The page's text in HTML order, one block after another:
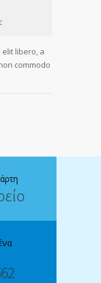
libero, a
commodo